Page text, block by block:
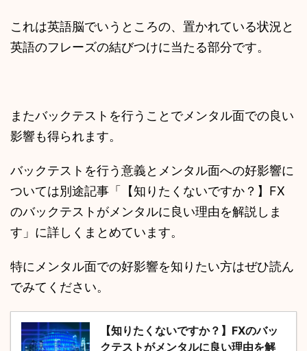
これは英語脳でいうところの、置かれている状況と
英語のフレーズの結びつけに当たる部分です。
またバックテストを行うことでメンタル面での良い
影響も得られます。
バックテストを行う意義とメンタル面への好影響に
ついては別途記事「【知りたくないですか？】FX
のバックテストがメンタルに良い理由を解説しま
す」に詳しくまとめています。
特にメンタル面での好影響を知りたい方はぜひ読ん
でみてください。
【知りたくないですか？】FXのバッ
クテストがメンタルに良い理由を解